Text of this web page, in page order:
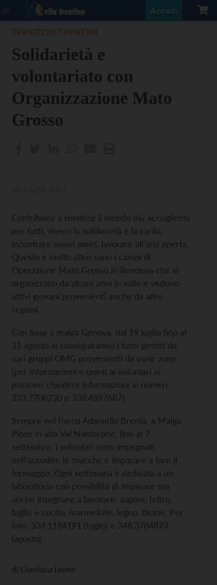
Accedi
Solidarietà e
volontariato con
Organizzazione Mato
Grosso
Contribuire a rendere il mondo più accogliente
per tutti, vivere la solidarietà e la carità,
incontrare nuovi amici, lavorare all’aria aperta.
Questo e molto altro sono i campi di
Operazione Mato Grosso in Rendena che si
organizzano da alcuni anni in valle e vedono
attivi giovani provenienti anche da altre
regioni.
Con base a malga Genova, dal 19 luglio fino al
31 agosto si susseguiranno i turni gestiti da
vari gruppi OMG provenienti da varie zone
(per informazioni e unirsi ai volontari si
possono chiedere informazioni ai numeri
333.7708230 e 339.4897687).
Sempre nel Parco Adamello Brenta, a Malga
Ploze in alta Val Nambrone, fino al 7
settembre, i volontari sono impegnati
nell’accudire le mucche e imparare a fare il
formaggio. Ogni settimana è dedicata a un
laboratorio con possibilità di imparare ma
anche insegnare a lavorare: saponi, feltro,
taglio e cucito, marmellate, legno, tisane. Per
info: 334.1184191 (luglio) e 348.3784873
(agosto).
di Gianluca Leone